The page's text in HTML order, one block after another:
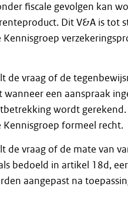
fiscale gevolgen kan
Dit V&A is tot
de vraag of de
een aanspraak
wordt
formeel recht.
de vraag of de mate van
bedoeld in artikel 18d,
aangepast na